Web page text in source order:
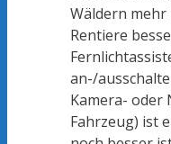
Wäldern mehr
Rentiere
an-/
Kamera- oder
Fahrzeug) ist